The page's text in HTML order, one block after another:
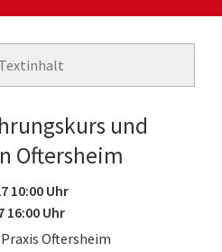
und
Oftersheim
10:00 Uhr
16:00 Uhr
Oftersheim